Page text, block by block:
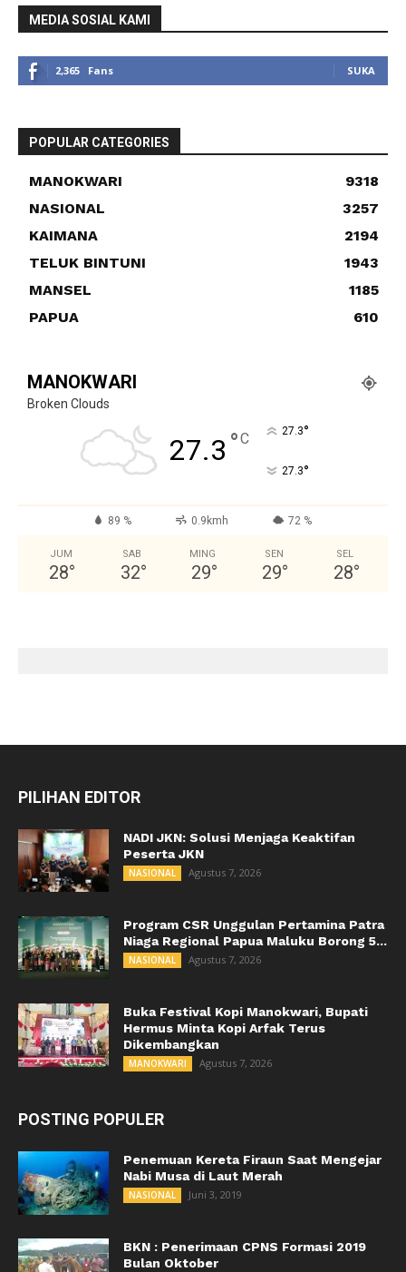
MEDIA SOSIAL KAMI
2,365 Fans SUKA
POPULAR CATEGORIES
MANOKWARI
9318
NASIONAL
3257
KAIMANA
2194
TELUK BINTUNI
1943
MANSEL
1185
PAPUA
610
MANOKWARI
Broken Clouds
27.3 °C 27.3°
27.3°
89 % 0.9kmh 72 %
JUM
28°
SAB
32°
MING
29°
SEN
29°
SEL
28°
PILIHAN EDITOR
NADI JKN: Solusi Menjaga Keaktifan
Peserta JKN
NASIONAL Agustus 7, 2026
Program CSR Unggulan Pertamina Patra
Niaga Regional Papua Maluku Borong 5...
NASIONAL Agustus 7, 2026
Buka Festival Kopi Manokwari, Bupati
Hermus Minta Kopi Arfak Terus
Dikembangkan
MANOKWARI Agustus 7, 2026
POSTING POPULER
Penemuan Kereta Firaun Saat Mengejar
Nabi Musa di Laut Merah
NASIONAL Juni 3, 2019
BKN : Penerimaan CPNS Formasi 2019
Bulan Oktober